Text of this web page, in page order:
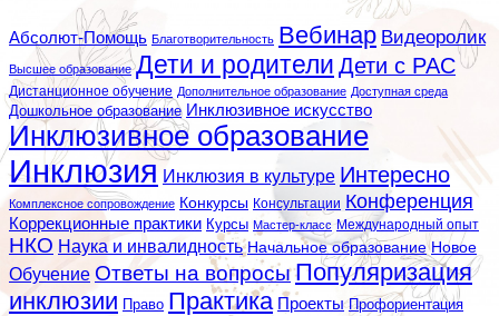
Абсолют-Помощь Благотворительность Вебинар Видеоролик
Высшее образование Дети и родители Дети с РАС
Дистанционное обучение Дополнительное образование Доступная среда
Дошкольное образование Инклюзивное искусство
Инклюзивное образование
Инклюзия Инклюзия в культуре Интересно
Комплексное сопровождение Конкурсы Консультации Конференция
Коррекционные практики Курсы Мастер-класс Международный опыт
НКО Наука и инвалидность Начальное образование Новое
Обучение Ответы на вопросыПопуляризация
инклюзии Право Практика Проекты Профориентация